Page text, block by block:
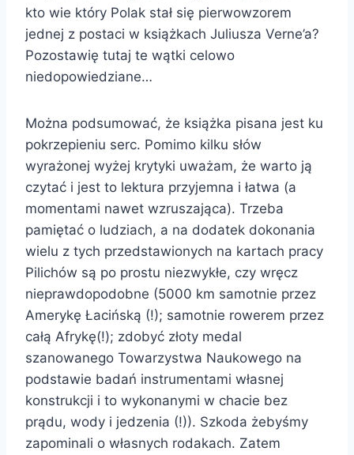
kto wie który Polak stał się pierwowzorem
jednej z postaci w książkach Juliusza Verne’a?
Pozostawię tutaj te wątki celowo
niedopowiedziane…
Można podsumować, że książka pisana jest ku
pokrzepieniu serc. Pomimo kilku słów
wyrażonej wyżej krytyki uważam, że warto ją
czytać i jest to lektura przyjemna i łatwa (a
momentami nawet wzruszająca). Trzeba
pamiętać o ludziach, a na dodatek dokonania
wielu z tych przedstawionych na kartach pracy
Pilichów są po prostu niezwykłe, czy wręcz
nieprawdopodobne (5000 km samotnie przez
Amerykę Łacińską (!); samotnie rowerem przez
całą Afrykę(!); zdobyć złoty medal
szanowanego Towarzystwa Naukowego na
podstawie badań instrumentami własnej
konstrukcji i to wykonanymi w chacie bez
prądu, wody i jedzenia (!)). Szkoda żebyśmy
zapominali o własnych rodakach. Zatem